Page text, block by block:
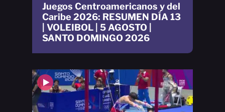
Juegos Centroamericanos y del
Caribe 2026: RESUMEN DÍA 13
| VOLEIBOL | 5 AGOSTO |
SANTO DOMINGO 2026